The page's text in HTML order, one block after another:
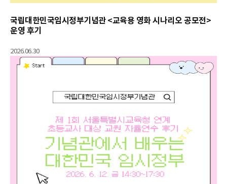
국립대한민국임시정부기념관 <교육용 영화 시나리오 공모전>
운영 후기
2026.06.30